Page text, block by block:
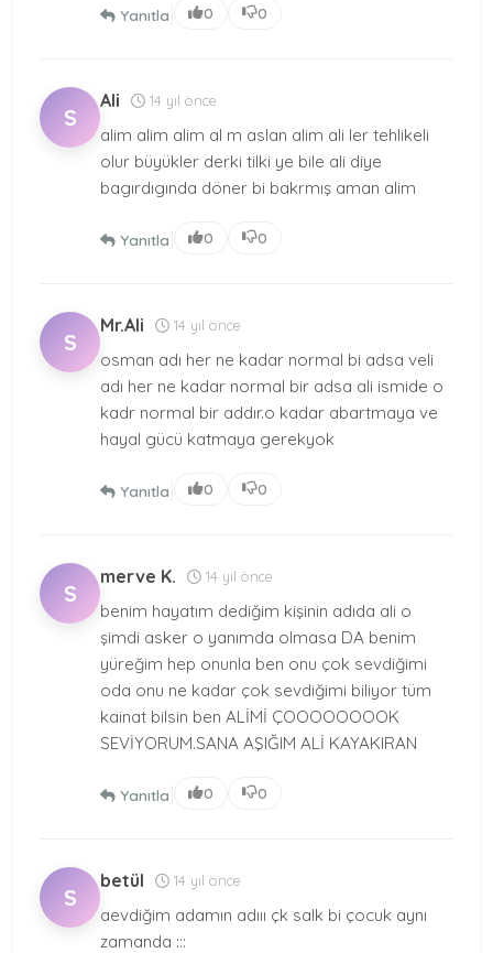
Yanıtla 0 0
S
Ali 14 yıl önce
alim alim alim al m aslan alim ali ler tehlikeli
olur büyükler derki tilki ye bile ali diye
bagırdıgında döner bi bakrmış aman alim
Yanıtla 0 0
S
Mr.Ali 14 yıl önce
osman adı her ne kadar normal bi adsa veli
adı her ne kadar normal bir adsa ali ismide o
kadr normal bir addır.o kadar abartmaya ve
hayal gücü katmaya gerekyok
Yanıtla 0 0
S
merve K. 14 yıl önce
benim hayatım dediğim kişinin adıda ali o
şimdi asker o yanımda olmasa DA benim
yüreğim hep onunla ben onu çok sevdiğimi
oda onu ne kadar çok sevdiğimi biliyor tüm
kainat bilsin ben ALİMİ ÇOOOOOOOOK
SEVİYORUM.SANA AŞIĞIM ALİ KAYAKIRAN
Yanıtla 0 0
S
betül 14 yıl önce
aevdiğim adamın adııı çk salk bi çocuk aynı
zamanda :::